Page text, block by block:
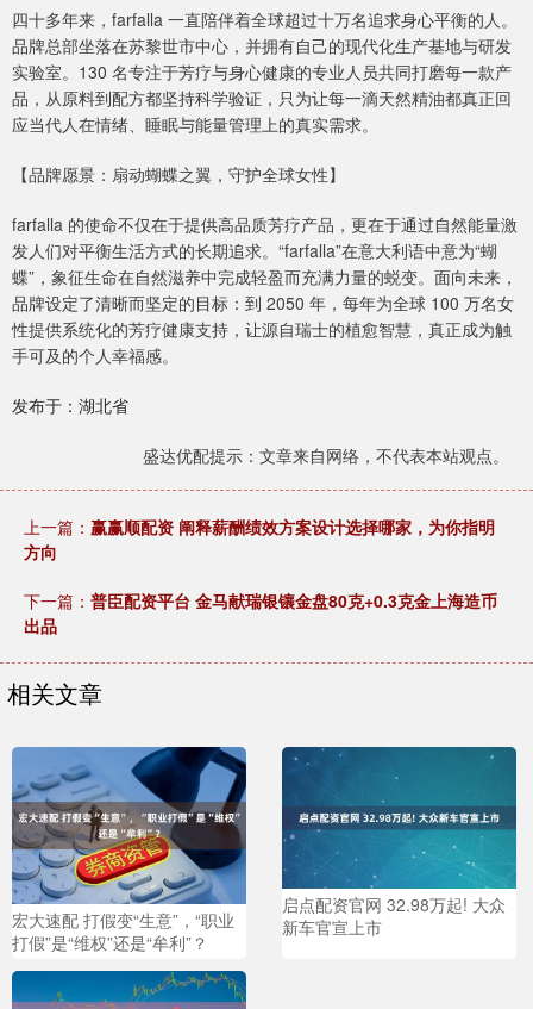
四十多年来，farfalla 一直陪伴着全球超过十万名追求身心平衡的人。
品牌总部坐落在苏黎世市中心，并拥有自己的现代化生产基地与研发
实验室。130 名专注于芳疗与身心健康的专业人员共同打磨每一款产
品，从原料到配方都坚持科学验证，只为让每一滴天然精油都真正回
应当代人在情绪、睡眠与能量管理上的真实需求。
【品牌愿景：扇动蝴蝶之翼，守护全球女性】
farfalla 的使命不仅在于提供高品质芳疗产品，更在于通过自然能量激
发人们对平衡生活方式的长期追求。“farfalla”在意大利语中意为“蝴
蝶”，象征生命在自然滋养中完成轻盈而充满力量的蜕变。面向未来，
品牌设定了清晰而坚定的目标：到 2050 年，每年为全球 100 万名女
性提供系统化的芳疗健康支持，让源自瑞士的植愈智慧，真正成为触
手可及的个人幸福感。
发布于：湖北省
盛达优配提示：文章来自网络，不代表本站观点。
上一篇： 赢赢顺配资 阐释薪酬绩效方案设计选择哪家，为你指明
方向
下一篇： 普臣配资平台 金马献瑞银镶金盘80克+0.3克金上海造币
出品
相关文章
宏大速配 打假变“生意”，“职业
打假”是“维权”还是“牟利”？
启点配资官网 32.98万起! 大众
新车官宣上市